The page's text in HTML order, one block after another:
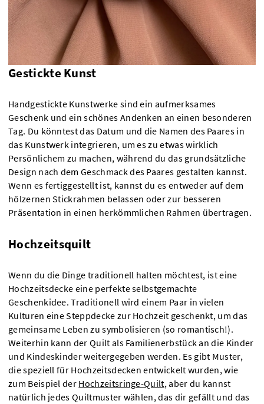
Gestickte Kunst
Handgestickte Kunstwerke sind ein aufmerksames
Geschenk und ein schönes Andenken an einen besonderen
Tag. Du könntest das Datum und die Namen des Paares in
das Kunstwerk integrieren, um es zu etwas wirklich
Persönlichem zu machen, während du das grundsätzliche
Design nach dem Geschmack des Paares gestalten kannst.
Wenn es fertiggestellt ist, kannst du es entweder auf dem
hölzernen Stickrahmen belassen oder zur besseren
Präsentation in einen herkömmlichen Rahmen übertragen.
Hochzeitsquilt
Wenn du die Dinge traditionell halten möchtest, ist eine
Hochzeitsdecke eine perfekte selbstgemachte
Geschenkidee. Traditionell wird einem Paar in vielen
Kulturen eine Steppdecke zur Hochzeit geschenkt, um das
gemeinsame Leben zu symbolisieren (so romantisch!).
Weiterhin kann der Quilt als Familienerbstück an die Kinder
und Kindeskinder weitergegeben werden. Es gibt Muster,
die speziell für Hochzeitsdecken entwickelt wurden, wie
zum Beispiel der Hochzeitsringe-Quilt, aber du kannst
natürlich jedes Quiltmuster wählen, das dir gefällt und das